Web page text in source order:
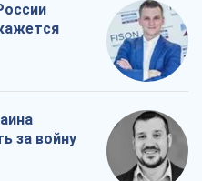
за войну